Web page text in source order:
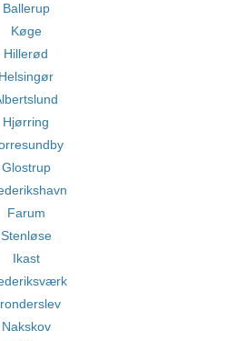
Ballerup
Køge
Hillerød
Helsingør
Hjørring
Glostrup
Farum
Stenløse
Ikast
Nakskov